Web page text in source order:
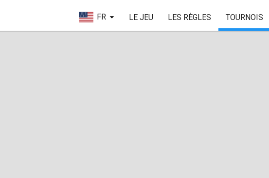
FR LE JEU LES RÈGLES TOURNOIS